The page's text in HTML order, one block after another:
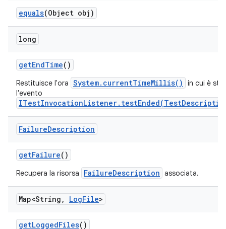
equals(Object obj)
long
getEndTime()
Restituisce l'ora System.currentTimeMillis()
in cui è
l'evento
FailureDescription
getFailure()
Recupera la risorsa FailureDescription associata.
Map<String , LogFile>
getLoggedFiles()